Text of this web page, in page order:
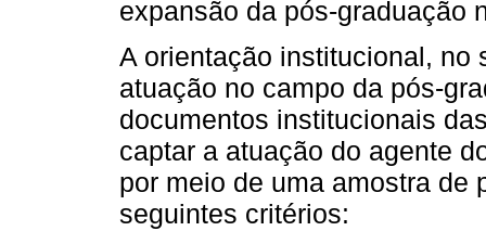
expansão da pós-graduação
A orientação institucional, no
atuação no campo da pós-
documentos institucionais
captar a atuação do agente
por meio de uma amostra de
seguintes critérios: